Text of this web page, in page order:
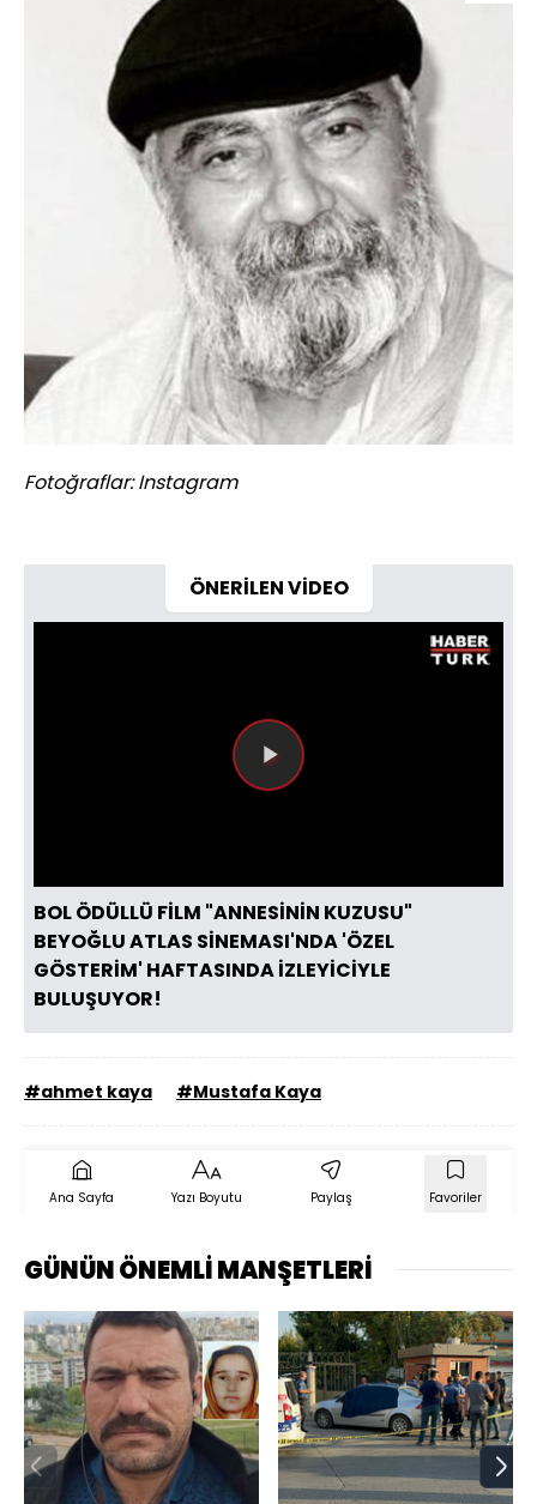
Fotoğraflar: Instagram
ÖNERİLEN VİDEO
Videoyu
BOL ÖDÜLLÜ FİLM "ANNESİNİN KUZUSU"
BEYOĞLU ATLAS SİNEMASI'NDA 'ÖZEL
GÖSTERİM' HAFTASINDA İZLEYİCİYLE
BULUŞUYOR!
#ahmet kaya #Mustafa Kaya
Ana Sayfa Yazı Boyutu Paylaş Favoriler
GÜNÜN ÖNEMLİ MANŞETLERİ